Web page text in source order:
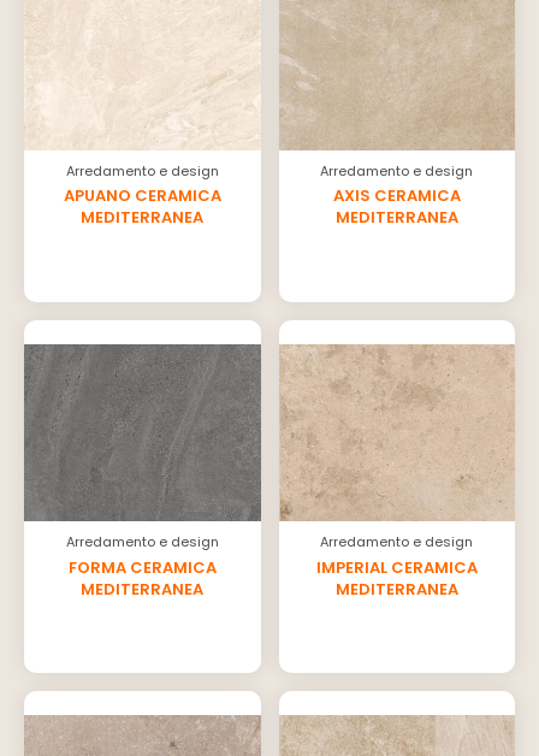
Arredamento e design
APUANO CERAMICA
MEDITERRANEA
Arredamento e design
AXIS CERAMICA
MEDITERRANEA
Arredamento e design
FORMA CERAMICA
MEDITERRANEA
Arredamento e design
IMPERIAL CERAMICA
MEDITERRANEA